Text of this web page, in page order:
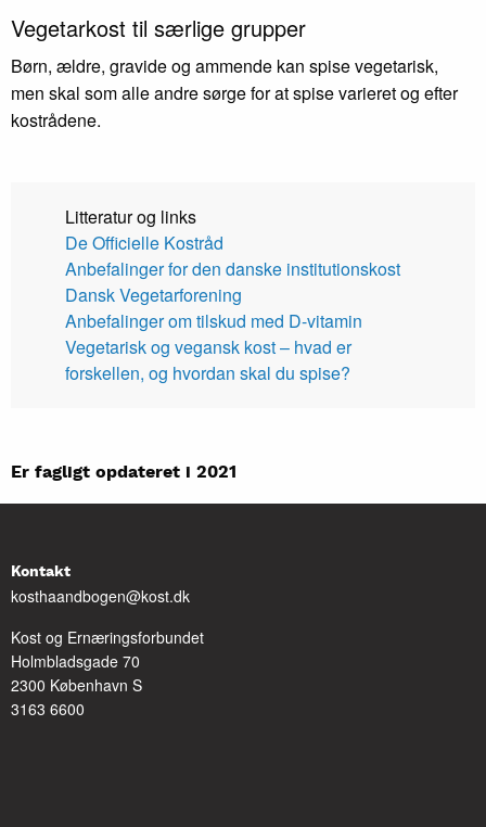
Vegetarkost til særlige grupper
Børn, ældre, gravide og ammende kan spise vegetarisk,
men skal som alle andre sørge for at spise varieret og efter
kostrådene.
Litteratur og links
De Officielle Kostråd
Anbefalinger for den danske institutionskost
Dansk Vegetarforening
Anbefalinger om tilskud med D-vitamin
Vegetarisk og vegansk kost – hvad er
forskellen, og hvordan skal du spise?
Er fagligt opdateret i 2021
Kontakt
kosthaandbogen@kost.dk
Kost og Ernæringsforbundet
Holmbladsgade 70
2300 København S
3163 6600